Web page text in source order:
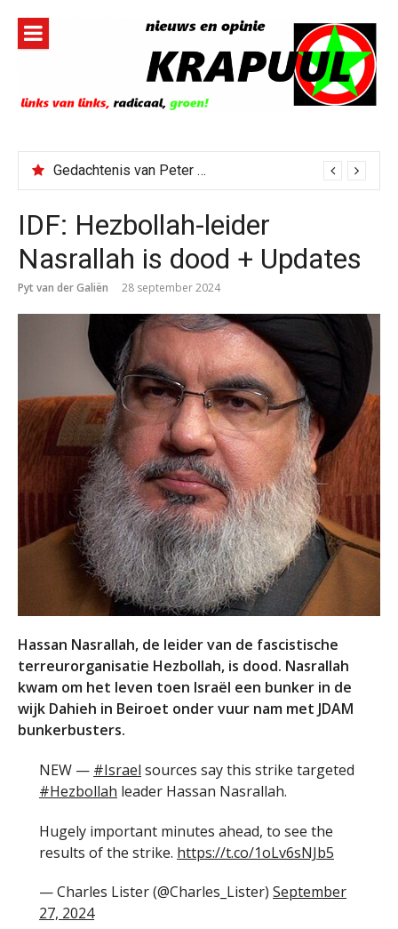
inhoud
Gedachtenis van Peter Faber
IDF: Hezbollah-leider
Nasrallah is dood + Updates
Pyt van der Galiën 28 september 2024
Hassan Nasrallah, de leider van de fascistische
terreurorganisatie Hezbollah, is dood. Nasrallah
kwam om het leven toen Israël een bunker in de
wijk Dahieh in Beiroet onder vuur nam met JDAM
bunkerbusters.
NEW — #Israel sources say this strike targeted
#Hezbollah leader Hassan Nasrallah.
Hugely important minutes ahead, to see the
results of the strike. https://t.co/1oLv6sNJb5
— Charles Lister (@Charles_Lister) September
27, 2024